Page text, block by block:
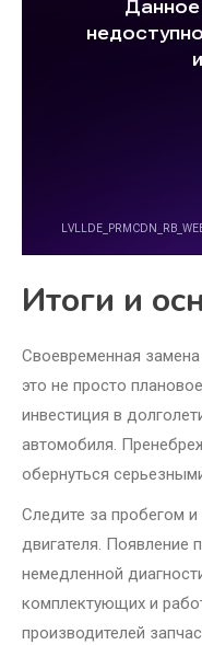
Итоги и
Своевременная
это не просто
инвестиция в
автомобиля.
обернуться
Следите за пробегом и
двигателя. Появление
немедленной
комплектующих и
производителей